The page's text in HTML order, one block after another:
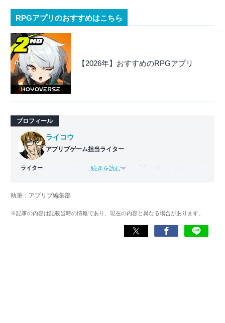
RPGアプリのおすすめはこちら
【2026年】おすすめのRPGアプリ
プロフィール
ライター
ライコウ
アプリブゲーム担当ライター
バンタンゲームアカデミー 出身。「広く深く」をモットー
ゲームだけでも1,000本以上。ゲーム開発者を目指した経験
くして面白さを引き出し、人々に伝えるためゲームライタ
...続きを読む
執筆：アプリブ編集部
※記事の内容は記載当時の情報であり、現在の内容と異なる場合があります。